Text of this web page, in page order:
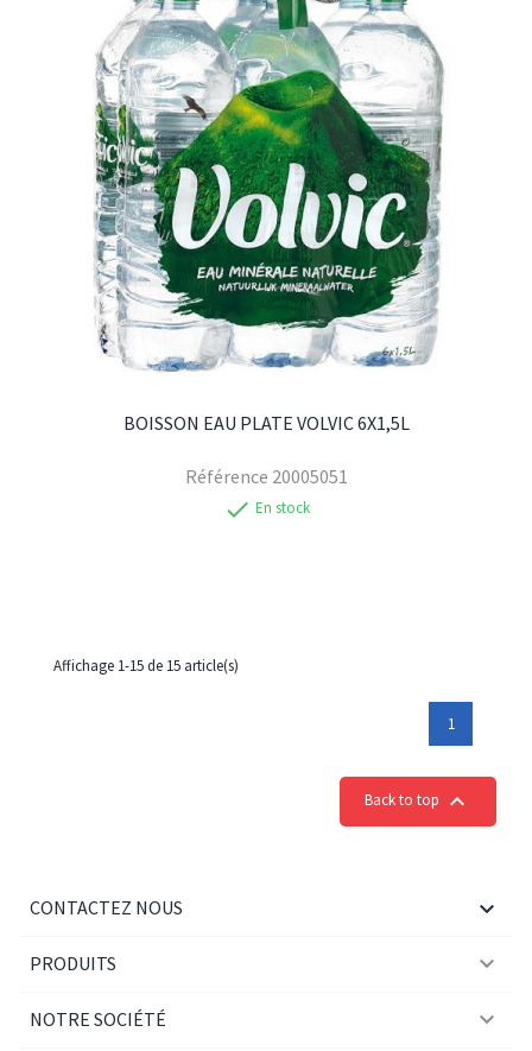
BOISSON EAU PLATE VOLVIC 6X1,5L
Référence 20005051
check En stock
Affichage 1-15 de 15 article(s)
1
Back to top 
CONTACTEZ NOUS 
PRODUITS 
NOTRE SOCIÉTÉ 